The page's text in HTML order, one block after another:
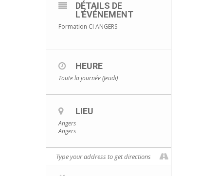
DÉTAILS DE
L'ÉVÉNEMENT
Formation CI ANGERS
HEURE
Toute la journée (Jeudi)
LIEU
Angers
Angers